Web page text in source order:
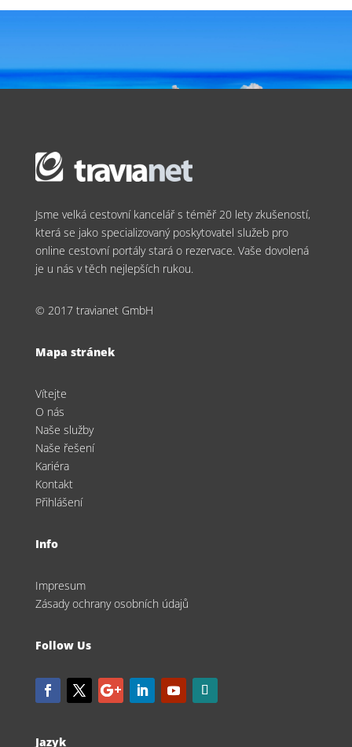
Jsme velká cestovní kancelář s téměř 20 lety zkušeností,
která se jako specializovaný poskytovatel služeb pro
online cestovní portály stará o rezervace. Vaše dovolená
je u nás v těch nejlepších rukou.
© 2017 travianet GmbH
Mapa stránek
Vítejte
O nás
Naše služby
Naše řešení
Kariéra
Kontakt
Přihlášení
Info
Impresum
Zásady ochrany osobních údajů
Follow Us
Jazyk